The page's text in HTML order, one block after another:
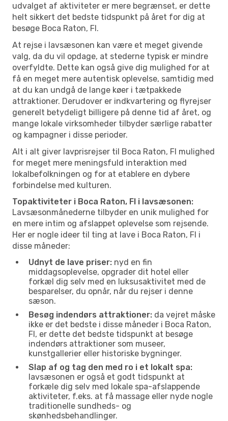
udvalget af aktiviteter er mere begrænset, er dette
helt sikkert det bedste tidspunkt på året for dig at
besøge Boca Raton, Fl.
At rejse i lavsæsonen kan være et meget givende
valg, da du vil opdage, at stederne typisk er mindre
overfyldte. Dette kan også give dig mulighed for at
få en meget mere autentisk oplevelse, samtidig med
at du kan undgå de lange køer i tætpakkede
attraktioner. Derudover er indkvartering og flyrejser
generelt betydeligt billigere på denne tid af året, og
mange lokale virksomheder tilbyder særlige rabatter
og kampagner i disse perioder.
Alt i alt giver lavprisrejser til Boca Raton, Fl mulighed
for meget mere meningsfuld interaktion med
lokalbefolkningen og for at etablere en dybere
forbindelse med kulturen.
Topaktiviteter i Boca Raton, Fl i lavsæsonen:
Lavsæsonmånederne tilbyder en unik mulighed for
en mere intim og afslappet oplevelse som rejsende.
Her er nogle ideer til ting at lave i Boca Raton, Fl i
disse måneder:
Udnyt de lave priser: nyd en fin
middagsoplevelse, opgrader dit hotel eller
forkæl dig selv med en luksusaktivitet med de
besparelser, du opnår, når du rejser i denne
sæson.
Besøg indendørs attraktioner: da vejret måske
ikke er det bedste i disse måneder i Boca Raton,
Fl, er dette det bedste tidspunkt at besøge
indendørs attraktioner som museer,
kunstgallerier eller historiske bygninger.
Slap af og tag den med ro i et lokalt spa:
lavsæsonen er også et godt tidspunkt at
forkæle dig selv med lokale spa-afslappende
aktiviteter, f.eks. at få massage eller nyde nogle
traditionelle sundheds- og
skønhedsbehandlinger.